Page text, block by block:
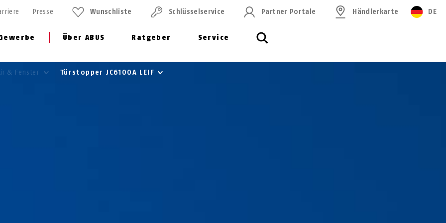
Über ABUS Ratgeber Service
Presse Wunschliste Schlüssel­service Partner Portale Händlerkarte DE
& Fenster Türstopper JC6100A LEIF